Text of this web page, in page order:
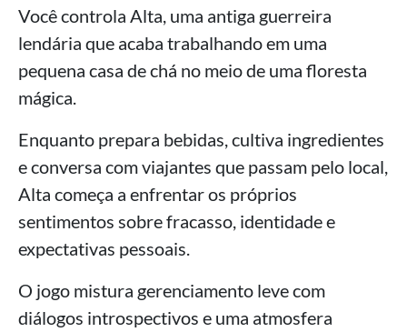
Você controla Alta, uma antiga guerreira
lendária que acaba trabalhando em uma
pequena casa de chá no meio de uma floresta
mágica.
Enquanto prepara bebidas, cultiva ingredientes
e conversa com viajantes que passam pelo local,
Alta começa a enfrentar os próprios
sentimentos sobre fracasso, identidade e
expectativas pessoais.
O jogo mistura gerenciamento leve com
diálogos introspectivos e uma atmosfera